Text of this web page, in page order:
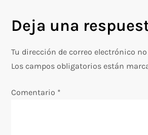
g
a
Deja una
Tu dirección de correo electrónico
Los campos obligatorios están
Comentario *